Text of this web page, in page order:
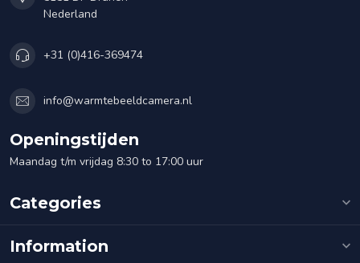
Nederland
+31 (0)416-369474
info@warmtebeeldcamera.nl
Openingstijden
Maandag t/m vrijdag 8:30 to 17:00 uur
Categories
Information